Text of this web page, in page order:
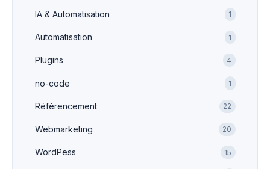
IA & Automatisation 1
Automatisation 1
Plugins 4
no-code 1
Référencement 22
Webmarketing 20
WordPess 15